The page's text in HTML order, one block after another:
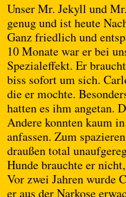
Unser Mr. Jekyll und
genug und ist heute
Ganz friedlich und
10 Monate war er bei
Spezialeffekt. Er
biss sofort um sich.
die er mochte.
hatten es ihm angetan.
Andere konnten kaum
anfassen. Zum
draußen total
Hunde brauchte er
Vor zwei Jahren wurde
er aus der Narkose